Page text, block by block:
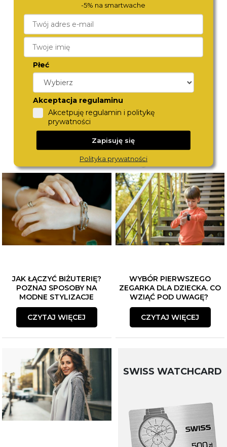
ZEPPELIN
9636-3
1 580,-
CITIZEN
1 790,-
JAK ŁĄCZYĆ BIŻUTERIĘ?
POZNAJ SPOSOBY NA
MODNE STYLIZACJE
CZYTAJ WIĘCEJ
WYBÓR PIERWSZEGO
ZEGARKA DLA DZIECKA. CO
WZIĄĆ POD UWAGĘ?
CZYTAJ WIĘCEJ
SWISS WATCHCARD
-5% na smartwache
Płeć
Akceptacja regulaminu
Akcetpuję regulamin i politykę
prywatności
Zapisuję się
Polityka prywatności